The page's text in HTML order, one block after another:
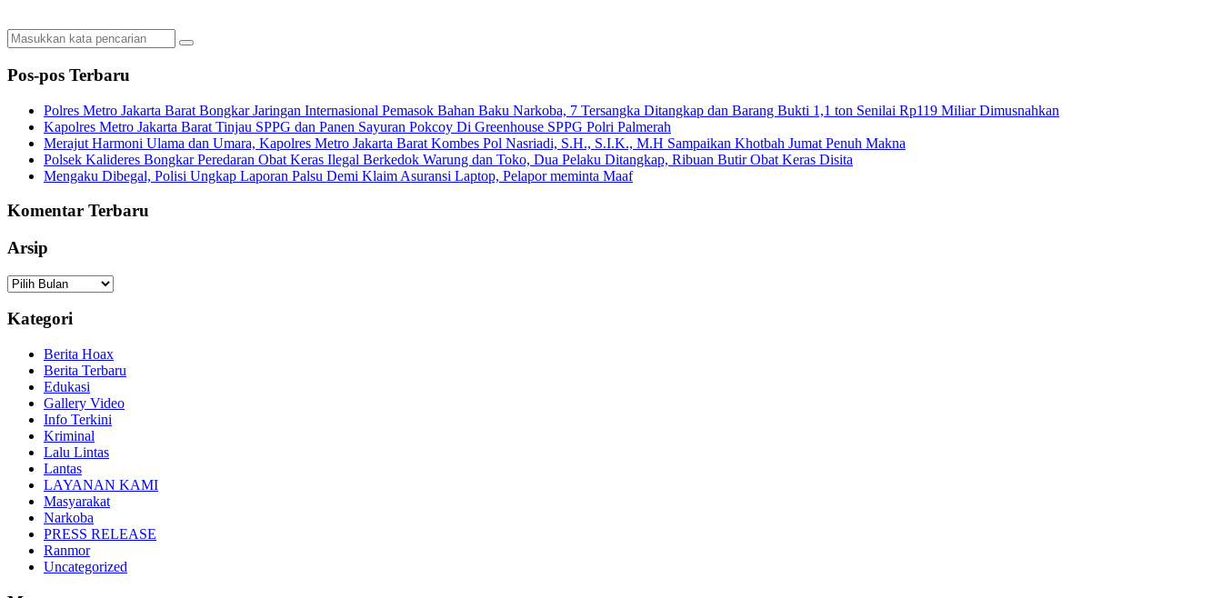
Pos-pos Terbaru
Polres Metro Jakarta Barat Bongkar Jaringan Internasional Pemasok Bahan Baku Narkoba, 7 Tersangka Ditangkap dan Barang Bukti 1,1 ton Senilai Rp119 Miliar Dimusnahkan
Kapolres Metro Jakarta Barat Tinjau SPPG dan Panen Sayuran Pokcoy Di Greenhouse SPPG Polri Palmerah
Merajut Harmoni Ulama dan Umara, Kapolres Metro Jakarta Barat Kombes Pol Nasriadi, S.H., S.I.K., M.H Sampaikan Khotbah Jumat Penuh Makna
Polsek Kalideres Bongkar Peredaran Obat Keras Ilegal Berkedok Warung dan Toko, Dua Pelaku Ditangkap, Ribuan Butir Obat Keras Disita
Mengaku Dibegal, Polisi Ungkap Laporan Palsu Demi Klaim Asuransi Laptop, Pelapor meminta Maaf
Komentar Terbaru
Arsip
Arsip
Kategori
Berita Hoax
Berita Terbaru
Edukasi
Gallery Video
Info Terkini
Kriminal
Lalu Lintas
Lantas
LAYANAN KAMI
Masyarakat
Narkoba
PRESS RELEASE
Ranmor
Uncategorized